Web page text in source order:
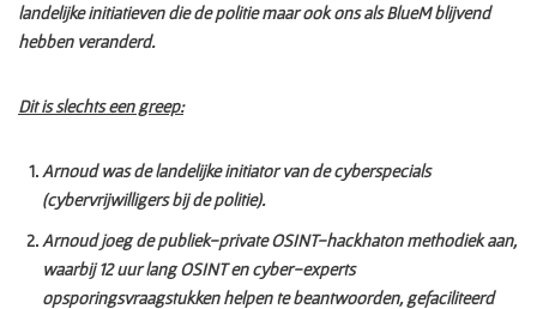
landelijke initiatieven die de politie maar ook ons als BlueM blijvend
hebben veranderd.
Dit is slechts een greep:
Arnoud was de landelijke initiator van de cyberspecials
(cybervrijwilligers bij de politie).
Arnoud joeg de publiek-private OSINT-hackhaton methodiek aan,
waarbij 12 uur lang OSINT en cyber-experts
opsporingsvraagstukken helpen te beantwoorden, gefaciliteerd